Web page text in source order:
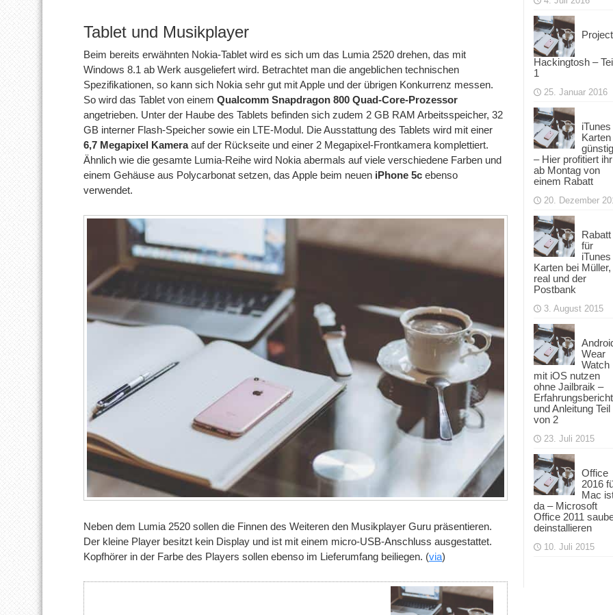
Tablet und Musikplayer
Beim bereits erwähnten Nokia-Tablet wird es sich um das Lumia 2520 drehen, das mit
Windows 8.1 ab Werk ausgeliefert wird. Betrachtet man die angeblichen technischen
Spezifikationen, so kann sich Nokia sehr gut mit Apple und der übrigen Konkurrenz messen.
So wird das Tablet von einem Qualcomm Snapdragon 800 Quad-Core-Prozessor
angetrieben. Unter der Haube des Tablets befinden sich zudem 2 GB RAM Arbeitsspeicher, 32
GB interner Flash-Speicher sowie ein LTE-Modul. Die Ausstattung des Tablets wird mit einer
6,7 Megapixel Kameraauf der Rückseite und einer 2 Megapixel-Frontkamera komplettiert.
Ähnlich wie die gesamte Lumia-Reihe wird Nokia abermals auf viele verschiedene Farben und
einem Gehäuse aus Polycarbonat setzen, das Apple beim neuen iPhone 5c ebenso
verwendet.
Neben dem Lumia 2520 sollen die Finnen des Weiteren den Musikplayer Guru präsentieren.
Der kleine Player besitzt kein Display und ist mit einem micro-USB-Anschluss ausgestattet.
Kopfhörer in der Farbe des Players sollen ebenso im Lieferumfang beiliegen. (via)
Project
Hackingtosh –
1
25. Januar 2016
iTunes
Karten
– Hier profitiert ihr
ab Montag von
einem Rabatt
20. Dezember
Rabatt
für
iTunes
Karten bei Müller,
real und der
Postbank
3. August 2015
Wear
Watch
mit iOS nutzen
ohne Jailbraik –
Erfahrungsbericht
und Anleitung Teil
von 2
23. Juli 2015
Office
2016
Mac
da – Microsoft
Office 2011
deinstallieren
10. Juli 2015